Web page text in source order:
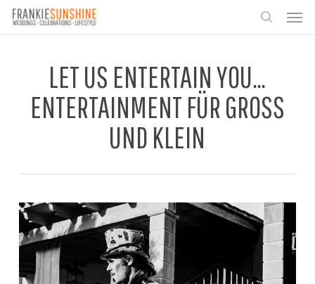
Skip
LET US ENTERTAIN YOU…
ENTERTAINMENT FÜR GROSS U
ND KLEIN